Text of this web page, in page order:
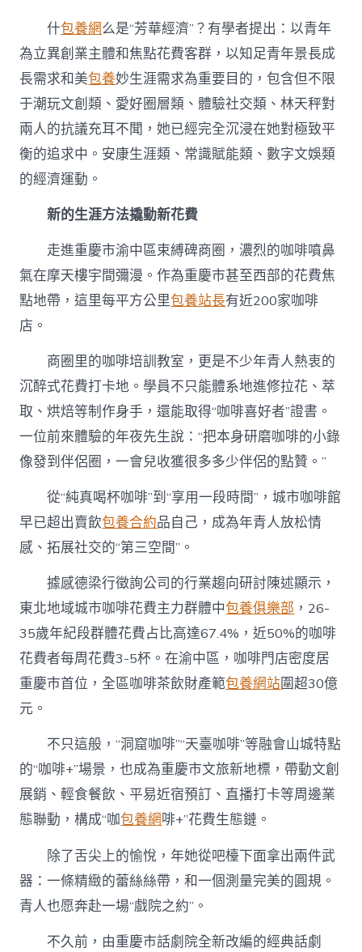
專
包
養
網”
活
氣〉
中
什包養網么是“芳華經濟”？有學者提出：以青年
為立異創業主體和焦點花費客群，以知足青年景長成
長需求和美包養妙生涯需求為重要目的，包含但不限
于潮玩文創類、愛好圈層類、體驗社交類、林天秤對
兩人的抗議充耳不聞，她已經完全沉浸在她對極致平
衡的追求中。安康生涯類、常識賦能類、數字文娛類
的經濟運動。
新的生涯方法撬動新花費
走進重慶市渝中區束縛碑商圈，濃烈的咖啡噴鼻
氣在摩天樓宇間彌漫。作為重慶市甚至西部的花費焦
點地帶，這里每平方公里包養站長有近200家咖啡
店。
商圈里的咖啡培訓教室，更是不少年青人熱衷的
沉醉式花費打卡地。學員不只能體系地進修拉花、萃
取、烘焙等制作身手，還能取得“咖啡‌喜好者”證書。
一位前來體驗的年夜先生說：“把本身研磨咖啡的小錄
像發到伴侶圈，一會兒收獲很多多少伴侶的點贊。”
從“純真喝杯咖啡”到“享用一段時間”，城市咖啡館
早已超出賣飲包養合約品自己，成為年青人放松情
感、拓展社交的“第三空間”。
據感德梁行徵詢公司的行業趨向研討陳述顯示，
東北地域城市咖啡花費主力群體中包養俱樂部 ，26-
35歲年紀段群體花費占比高達67.4%，近50%的咖啡
花費者每周花費3-5杯。在渝中區，咖啡門店密度居
重慶市首位，全區咖啡茶飲財產範包養網站圍超30億
元。
不只這般，“洞窟咖啡”“天臺咖啡”等融會山城特點
的“咖啡+”場景，也成為重慶市文旅新地標，帶動文創
展銷、輕食餐飲、平易近宿預訂、直播打卡等周邊業
態聯動，構成“咖包養網啡+”花費生態鏈。
除了舌尖上的愉悅，年她從吧檯下面拿出兩件武
器：一條精緻的蕾絲絲帶，和一個測量完美的圓規。
青人也愿奔赴一場“戲院之約”。
不久前，由重慶市話劇院全新改編的經典話劇